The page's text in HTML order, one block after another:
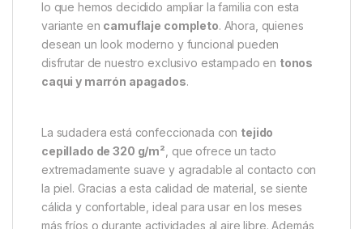
Kumu Sudadera Deception Full
Camo-3XL
La Kumu Sudadera Deception Full Camo-3XL
está diseñada para los amantes del camuflaje que
buscan estilo y confort. Su versión anterior, la
Deception, se convirtió rápidamente en un éxito, por
lo que hemos decidido ampliar la familia con esta
variante encamuflaje completo . Ahora, quienes